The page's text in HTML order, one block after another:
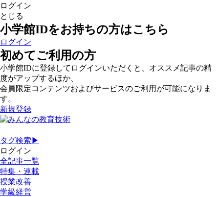
ログイン
とじる
小学館IDをお持ちの方はこちら
ログイン
初めてご利用の方
小学館IDに登録してログインいただくと、オススメ記事の精
度がアップするほか、
会員限定コンテンツおよびサービスのご利用が可能になりま
す。
新規登録
タグ検索▶
ログイン
全記事一覧
特集・連載
授業改善
学級経営